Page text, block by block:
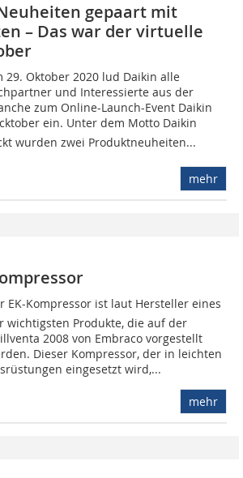
gepaart mit
– Das war der virtuelle
29. Oktober 2020 lud Daikin alle
und Interessierte aus der
zum Online-Launch-Event Daikin
ein. Unter dem Motto Daikin
wurden zwei Produktneuheiten...
mehr
EK-Kompressor ist laut Hersteller eines
wichtigsten Produkte, die auf der
2008 von Embraco vorgestellt
Dieser Kompressor, der in leichten
eingesetzt wird,...
mehr